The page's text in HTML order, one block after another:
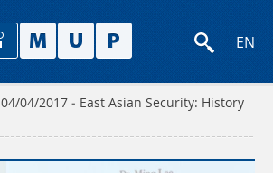
EN
04/04/2017 - East Asian Security: History